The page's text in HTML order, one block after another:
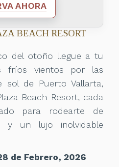
AHORA
BEACH RESORT
del otoño llegue a tu
fríos vientos por las
sol de Puerto Vallarta,
Beach Resort, cada
para rodearte de
y un lujo inolvidable
de Febrero, 2026